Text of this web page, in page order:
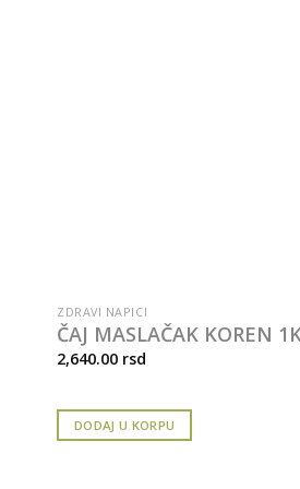
ZDRAVI NAPICI
ČAJ MASLAČAK KOREN
2,640.00 rsd
DODAJ U KORPU